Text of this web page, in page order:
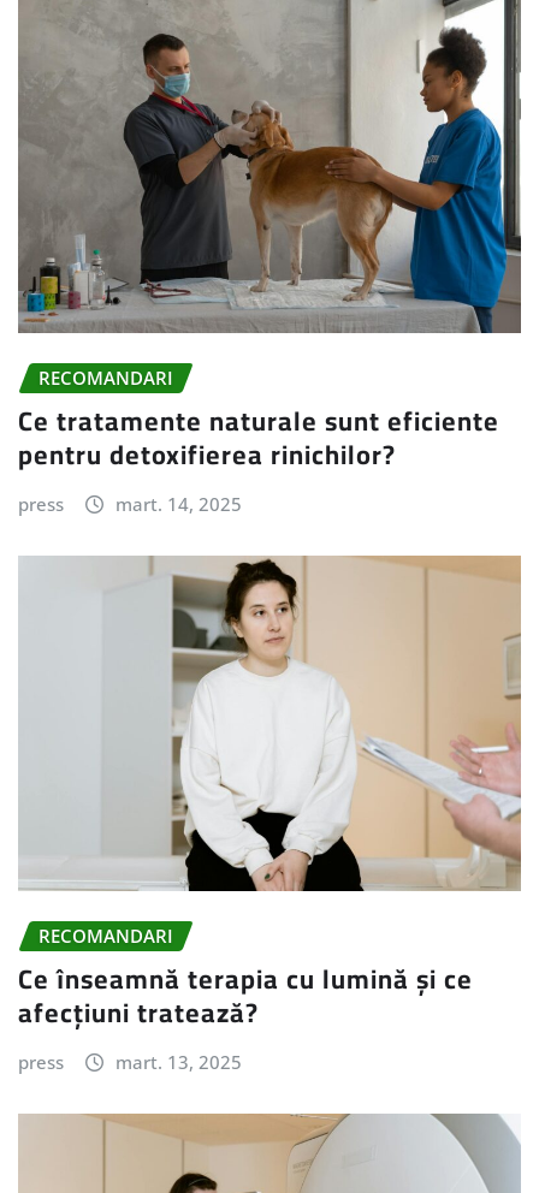
RECOMANDARI
Ce tratamente naturale sunt eficiente
pentru detoxifierea rinichilor?
press mart. 14, 2025
RECOMANDARI
Ce înseamnă terapia cu lumină și ce
afecțiuni tratează?
press mart. 13, 2025